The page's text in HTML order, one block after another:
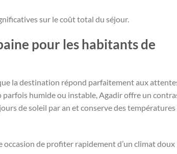
sur le coût total du séjour.
pour les habitants de
la destination répond parfaitement aux
parfois humide ou instable, Agadir offre un
de soleil par an et conserve des températures
de profiter rapidement d’un climat doux